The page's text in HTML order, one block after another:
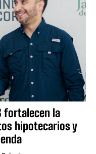
fortalecen la
hipotecarios y